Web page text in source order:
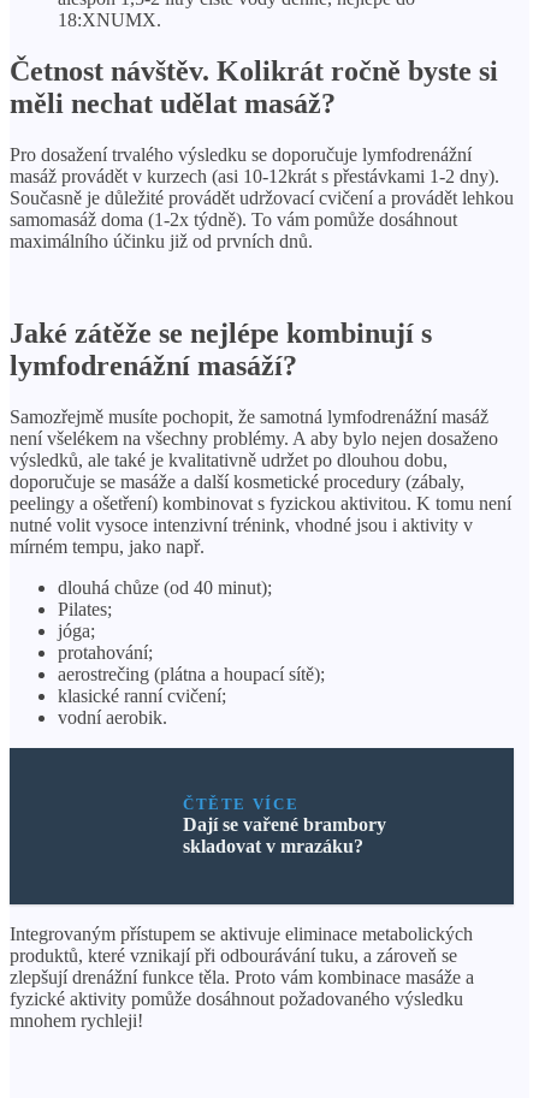
18:XNUMX.
Četnost návštěv. Kolikrát ročně byste si
měli nechat udělat masáž?
Pro dosažení trvalého výsledku se doporučuje lymfodrenážní
masáž provádět v kurzech (asi 10-12krát s přestávkami 1-2 dny).
Současně je důležité provádět udržovací cvičení a provádět lehkou
samomasáž doma (1-2x týdně). To vám pomůže dosáhnout
maximálního účinku již od prvních dnů.
Jaké zátěže se nejlépe kombinují s
lymfodrenážní masáží?
Samozřejmě musíte pochopit, že samotná lymfodrenážní masáž
není všelékem na všechny problémy. A aby bylo nejen dosaženo
výsledků, ale také je kvalitativně udržet po dlouhou dobu,
doporučuje se masáže a další kosmetické procedury (zábaly,
peelingy a ošetření) kombinovat s fyzickou aktivitou. K tomu není
nutné volit vysoce intenzivní trénink, vhodné jsou i aktivity v
mírném tempu, jako např.
dlouhá chůze (od 40 minut);
Pilates;
jóga;
protahování;
aerostrečing (plátna a houpací sítě);
klasické ranní cvičení;
vodní aerobik.
ČTĚTE VÍCE
Dají se vařené brambory
skladovat v mrazáku?
Integrovaným přístupem se aktivuje eliminace metabolických
produktů, které vznikají při odbourávání tuku, a zároveň se
zlepšují drenážní funkce těla. Proto vám kombinace masáže a
fyzické aktivity pomůže dosáhnout požadovaného výsledku
mnohem rychleji!